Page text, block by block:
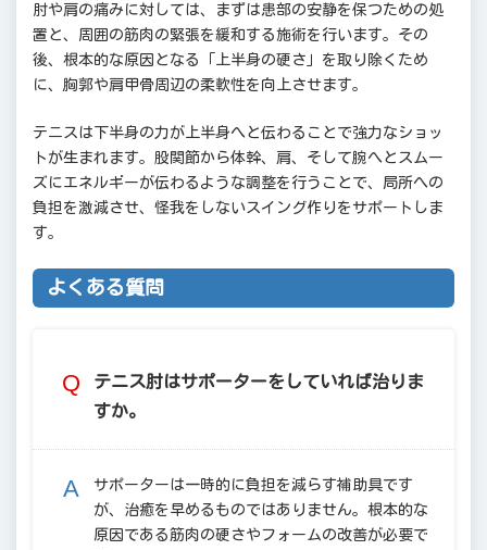
肘や肩の痛みに対しては、まずは患部の安静を保つための処
置と、周囲の筋肉の緊張を緩和する施術を行います。その
後、根本的な原因となる「上半身の硬さ」を取り除くため
に、胸郭や肩甲骨周辺の柔軟性を向上させます。
テニスは下半身の力が上半身へと伝わることで強力なショッ
トが生まれます。股関節から体幹、肩、そして腕へとスムー
ズにエネルギーが伝わるような調整を行うことで、局所への
負担を激減させ、怪我をしないスイング作りをサポートしま
す。
よくある質問
テニス肘はサポーターをしていれば治りま
すか。
サポーターは一時的に負担を減らす補助具です
が、治癒を早めるものではありません。根本的な
原因である筋肉の硬さやフォームの改善が必要で